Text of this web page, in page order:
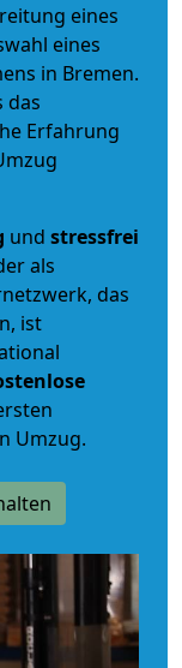
eines
eines
in Bremen.
das
Erfahrung
und stressfrei
als
das
ist
Umzug.